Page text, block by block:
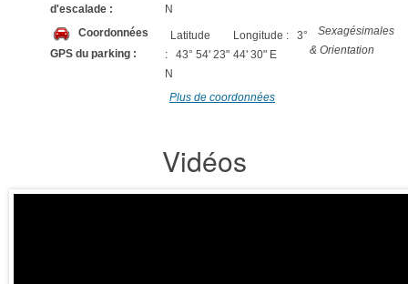
d'escalade :
N
Coordonnées
GPS du parking :
Latitude
: 43° 54' 23"
N
Longitude : 3°
44' 30" E
Sexagésimales
& Orientation
Plus de coordonnées
Vidéos